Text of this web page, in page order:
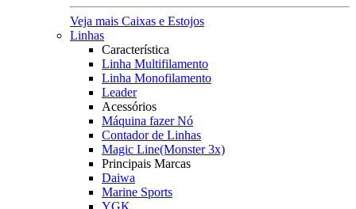
Veja mais Caixas e Estojos
Linhas
Característica
Linha Multifilamento
Linha Monofilamento
Leader
Acessórios
Máquina fazer Nó
Contador de Linhas
Magic Line(Monster 3x)
Principais Marcas
Daiwa
Marine Sports
YGK